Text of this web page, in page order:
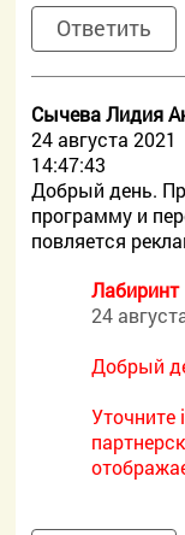
Ответить
Сычева Лидия
24 августа 2021
14:47:43
Добрый день.
программу и
повляется
Лабиринт
24
Добрый
Уточните